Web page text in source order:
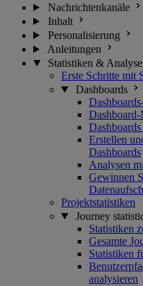
Nachrichtenkanäle
Inhalt
Personalisierung
Anleitungen
Statistiken &
Erste Schritte mit
Dashboards
Dashboards
Erstellen
Dashboards
Analysen
Gewinnen
Projektstatistiken
Journey
Statistiken
Gesamte
Statistiken
analysieren